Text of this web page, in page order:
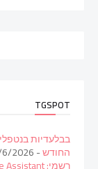
TGSPOT
החודש- 8/6/2026